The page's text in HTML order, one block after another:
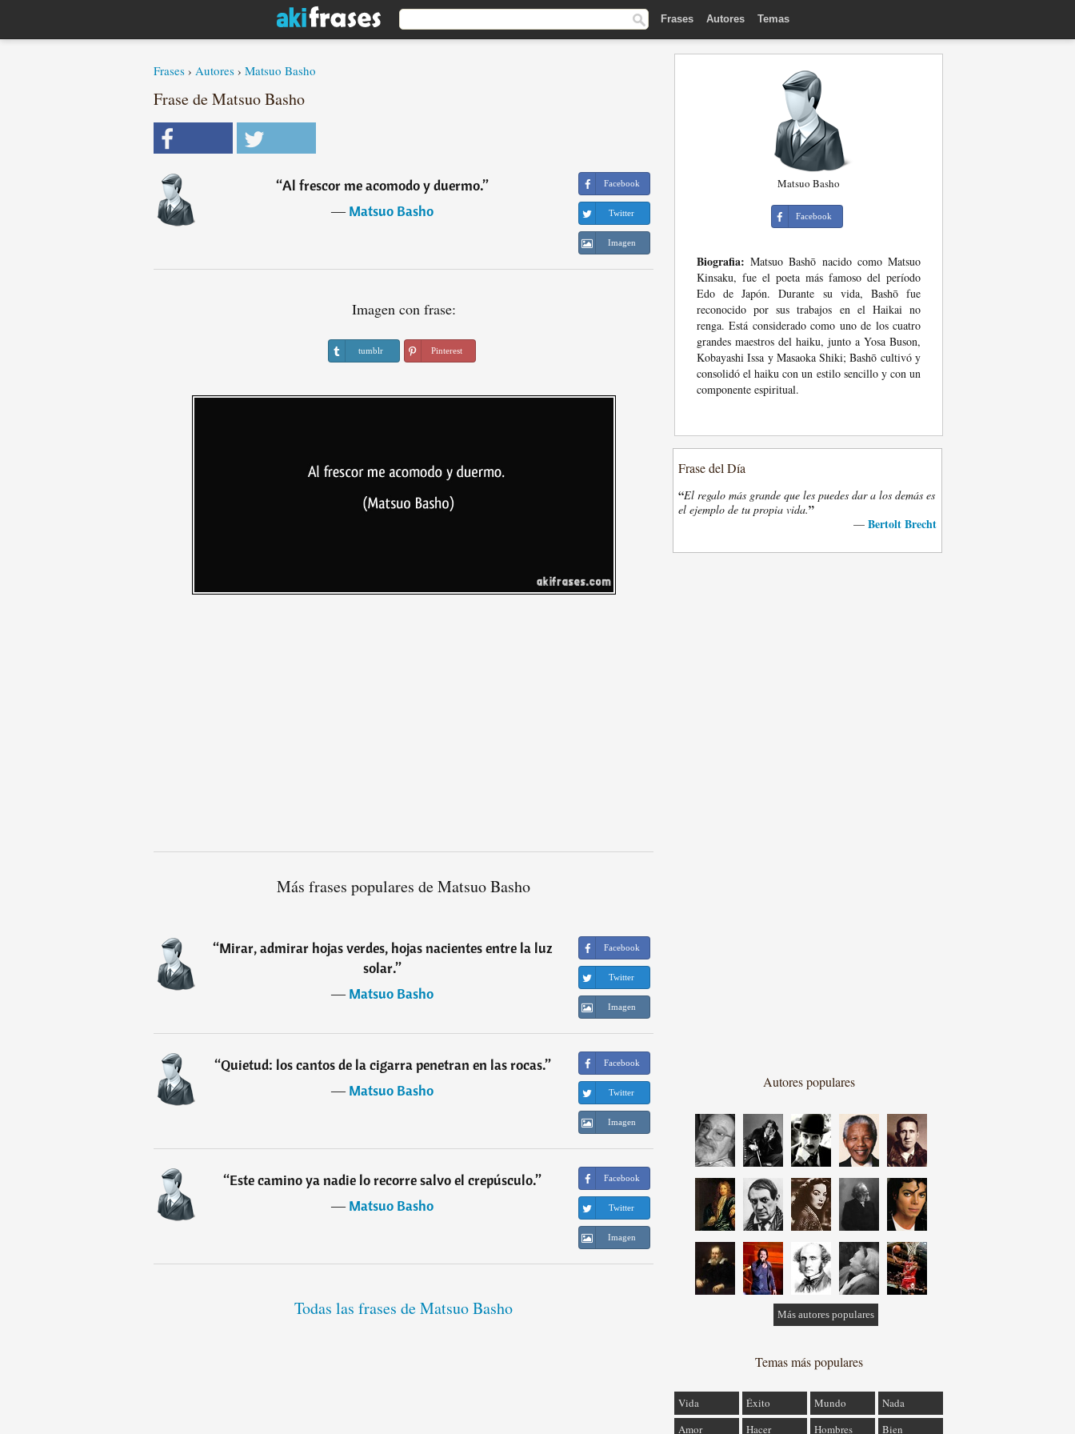
Frases Autores Temas
Frases › Autores › Matsuo Basho
Frase de Matsuo Basho
“Al frescor me acomodo y duermo.”
―Matsuo Basho
Facebook
Twitter
Imagen
Imagen con frase:
tumblr Pinterest
Más frases populares de Matsuo Basho
“Mirar, admirar hojas verdes, hojas nacientes entre la luz
solar.”
―Matsuo Basho
Facebook
Twitter
Imagen
“Quietud: los cantos de la cigarra penetran en las rocas.”
―Matsuo Basho
Facebook
Twitter
Imagen
“Este camino ya nadie lo recorre salvo el crepúsculo.”
―Matsuo Basho
Facebook
Twitter
Imagen
Todas las frases de Matsuo Basho
Matsuo Basho
Facebook
Biografia: Matsuo Bashō nacido como Matsuo
Kinsaku, fue el poeta más famoso del período
Edo de Japón. Durante su vida, Bashō fue
reconocido por sus trabajos en el Haikai no
renga. Está considerado como uno de los cuatro
grandes maestros del haiku, junto a Yosa Buson,
Kobayashi Issa y Masaoka Shiki; Bashō cultivó y
consolidó el haiku con un estilo sencillo y con un
componente espiritual.
Frase del Día
“El regalo más grande que les puedes dar a los demás es
el ejemplo de tu propia vida.”
— Bertolt Brecht
Autores populares
Más autores populares
Temas más populares
Vida Éxito Mundo
Nada
Amor
Hacer Hombres Bien